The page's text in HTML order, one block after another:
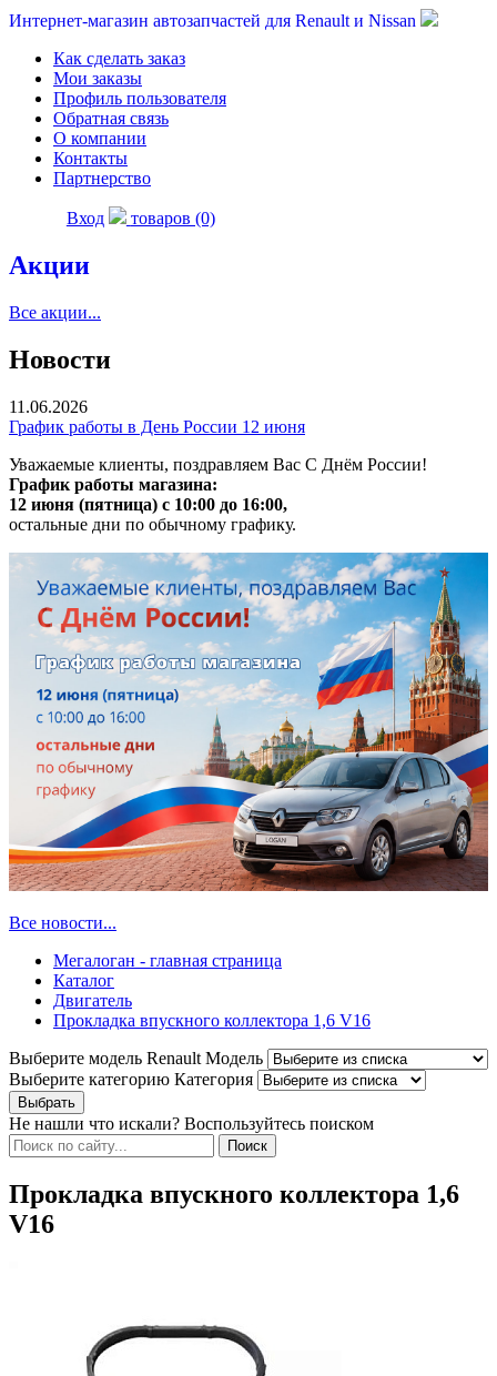
Интернет-магазин автозапчастей для Renault и Nissan
Как сделать заказ
Мои заказы
Профиль пользователя
Обратная связь
О компании
Контакты
Партнерство
Вход товаров (0)
Акции
Все акции...
Новости
11.06.2026
График работы в День России 12 июня
Уважаемые клиенты, поздравляем Вас С Днём России!
График работы магазина:
12 июня (пятница) с 10:00 до 16:00,
остальные дни по обычному графику.
Все новости...
Мегалоган - главная страница
Каталог
Двигатель
Прокладка впускного коллектора 1,6 V16
Выберите модель Renault Модель
Выберите категорию Категория
Не нашли что искали? Воспользуйтесь поиском
Прокладка впускного коллектора 1,6
V16